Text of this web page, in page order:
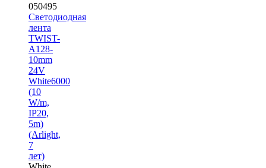
050495
Светодиодная
лента
TWIST-
A128-
10mm
24V
White6000
(10
W/m,
IP20,
5m)
(Arlight,
7
лет)